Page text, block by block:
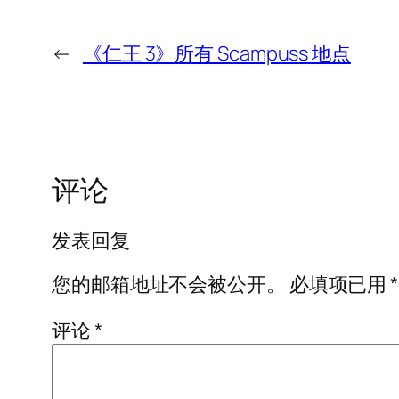
← 《仁王 3》所有 Scampuss 地点
评论
发表回复
您的邮箱地址不会被公开。
必填项已用*
评论*